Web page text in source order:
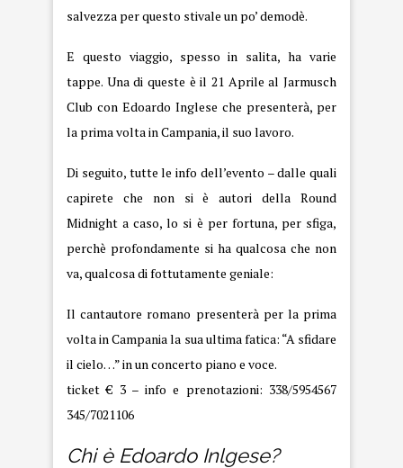
salvezza per questo stivale un po’ demodè.
E questo viaggio, spesso in salita, ha varie
tappe. Una di queste è il 21 Aprile al Jarmusch
Club con Edoardo Inglese che presenterà, per
la prima volta in Campania, il suo lavoro.
Di seguito, tutte le info dell’evento – dalle quali
capirete che non si è autori della Round
Midnight a caso, lo si è per fortuna, per sfiga,
perchè profondamente si ha qualcosa che non
va, qualcosa di fottutamente geniale:
Il cantautore romano presenterà per la prima
volta in Campania la sua ultima fatica: “A sfidare
il cielo…” in un concerto piano e voce.
ticket € 3 – info e prenotazioni: 338/5954567
345/7021106
Chi è Edoardo Inlgese?